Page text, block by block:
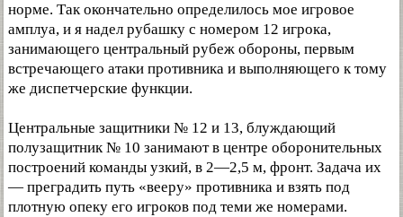
норме. Так окончательно определилось мое игровое
амплуа, и я надел рубашку с номером 12 игрока,
занимающего центральный рубеж обороны, первым
встречающего атаки противника и выполняющего к тому
же диспетчерские функции.
Центральные защитники № 12 и 13, блуждающий
полузащитник № 10 занимают в центре оборонительных
построений команды узкий, в 2—2,5 м, фронт. Задача их
— преградить путь «вееру» противника и взять под
плотную опеку его игроков под теми же номерами.